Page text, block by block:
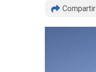
Compartir